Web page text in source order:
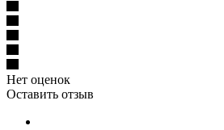
Нет оценок
Оставить отзыв